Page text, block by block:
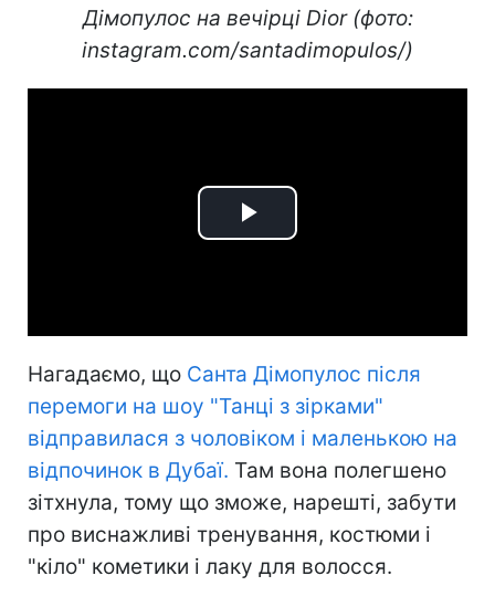
Дімопулос на вечірці Dior (фото:
instagram.com/santadimopulos/)
Play
Нагадаємо, що Санта Дімопулос після
перемоги на шоу "Танці з зірками"
відправилася з чоловіком і маленькою на
відпочинок в Дубаї. Там вона полегшено
зітхнула, тому що зможе, нарешті, забути
про виснажливі тренування, костюми і
"кіло" кометики і лаку для волосся.